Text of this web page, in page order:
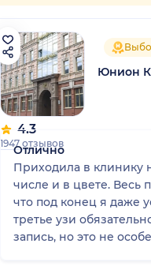
4.3
1947 отзывов
Юнион
Отлично
Приходила в клинику
числе и в цвете. Весь
что под конец я даже
третье узи
запись, но это не